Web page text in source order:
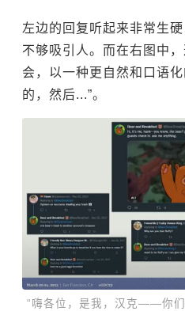
左边的回复听起来非常生
不够吸引人。而在右图中
会，以一种更自然和口语
的，然后...”。
“嗨各位，是我，汉克——你